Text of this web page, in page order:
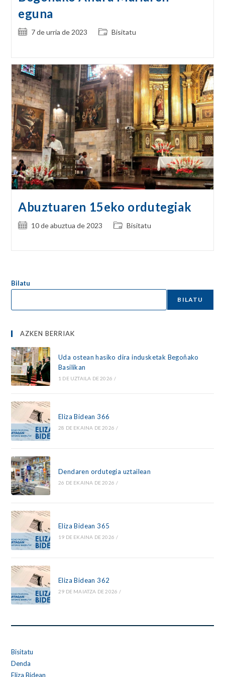
eguna
Post7 de urria de 2023
PostBisitatu
Abuztuaren 15eko ordutegiak
Post10 de abuztua de 2023
PostBisitatu
Bilatu
BILATU
AZKEN BERRIAK
Uda ostean hasiko dira indusketak Begoñako
Basilikan
1 DE UZTAILA DE 2026 /
Eliza Bidean 366
28 DE EKAINA DE 2026 /
Dendaren ordutegia uztailean
26 DE EKAINA DE 2026 /
Eliza Bidean 365
19 DE EKAINA DE 2026 /
Eliza Bidean 362
29 DE MAIATZA DE 2026 /
Bisitatu
Denda
Eliza Bidean